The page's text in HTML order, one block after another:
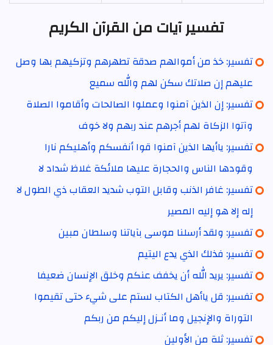
تفسير آيات من القرآن الكريم
تفسير: خذ من أموالهم صدقة تطهرهم وتزكيهم بها وصل
عليهم إن صلاتك سكن لهم والله سميع
تفسير: إن الذين آمنوا وعملوا الصالحات وأقاموا الصلاة
وآتوا الزكاة لهم أجرهم عند ربهم ولا خوف
تفسير: ياأيها الذين آمنوا قوا أنفسكم وأهليكم نارا
وقودها الناس والحجارة عليها ملائكة غلاظ شداد لا
تفسير: غافر الذنب وقابل التوب شديد العقاب ذي الطول لا
إله إلا هو إليه المصير
تفسير: ولقد أرسلنا موسى بآياتنا وسلطان مبين
تفسير: فذلك الذي يدع اليتيم
تفسير: يريد الله أن يخفف عنكم وخلق الإنسان ضعيفا
تفسير: قل ياأهل الكتاب لستم على شيء حتى تقيموا
التوراة والإنجيل وما أنـزل إليكم من ربكم
تفسير: ثلة من الأولين